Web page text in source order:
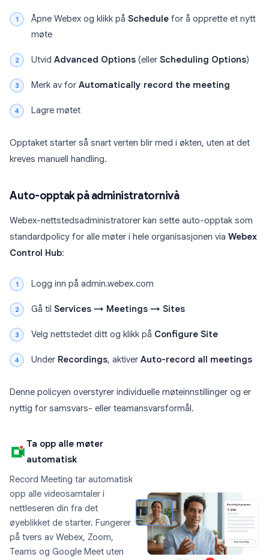
Åpne Webex og klikk på Schedule for å opprette et nytt
møte
Utvid Advanced Options (eller Scheduling Options)
Merk av for Automatically record the meeting
Lagre møtet
Opptaket starter så snart verten blir med i økten, uten at det
kreves manuell handling.
Auto-opptak på administratornivå
Webex-nettstedsadministratorer kan sette auto-opptak som
standardpolicy for alle møter i hele organisasjonen via Webex
Control Hub:
Logg inn på admin.webex.com
Gå til Services → Meetings → Sites
Velg nettstedet ditt og klikk på Configure Site
Under Recordings, aktiver Auto-record all meetings
Denne policyen overstyrer individuelle møteinnstillinger og er
nyttig for samsvars- eller teamansvarsformål.
Ta opp alle møter
automatisk
Record Meeting tar automatisk
opp alle videosamtaler i
nettleseren din fra det
øyeblikket de starter. Fungerer
på tvers av Webex, Zoom,
Teams og Google Meet uten